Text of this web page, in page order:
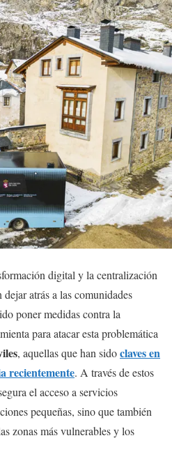
digital y la centralización
atrás a las comunidades
poner medidas contra la
para atacar esta problemática
, aquellas que han sidoclaves en
recientemente. A través de estos
el acceso a servicios
pequeñas, sino que también
zonas más vulnerables y los